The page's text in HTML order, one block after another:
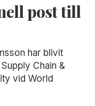
post till
har blivit
Chain &
vid World